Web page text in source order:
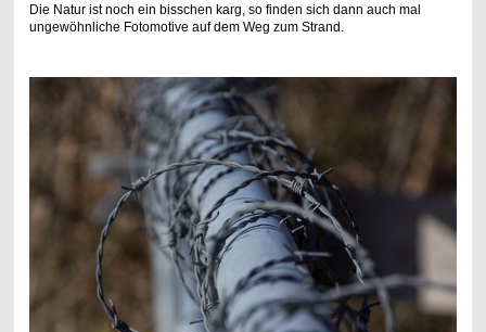
Die Natur ist noch ein bisschen karg, so finden sich dann auch mal
ungewöhnliche Fotomotive auf dem Weg zum Strand.